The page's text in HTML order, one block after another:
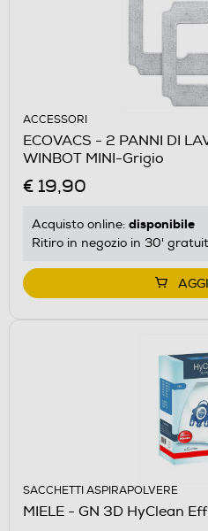
ACCESSORI
ECOVACS - 2 PANNI DI
WINBOT MINI-Grigio
€ 19,90
Acquisto online: disponibile
Ritiro in negozio in 30'
SACCHETTI ASPIRAPOLVERE
MIELE - GN 3D HyClean